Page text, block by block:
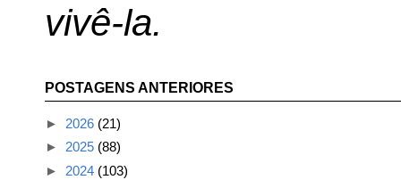
vivê-la.
POSTAGENS ANTERIORES
► 2026 (21)
► 2025 (88)
► 2024 (103)